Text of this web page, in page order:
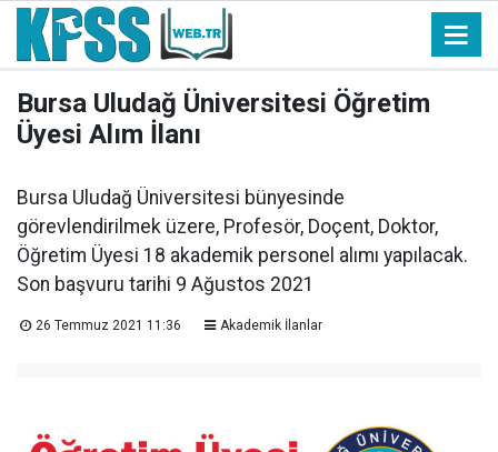
Bursa Uludağ Üniversitesi Öğretim
Üyesi Alım İlanı
Bursa Uludağ Üniversitesi bünyesinde
görevlendirilmek üzere, Profesör, Doçent, Doktor,
Öğretim Üyesi 18 akademik personel alımı yapılacak.
Son başvuru tarihi 9 Ağustos 2021
26 Temmuz 2021 11:36 Akademik İlanlar